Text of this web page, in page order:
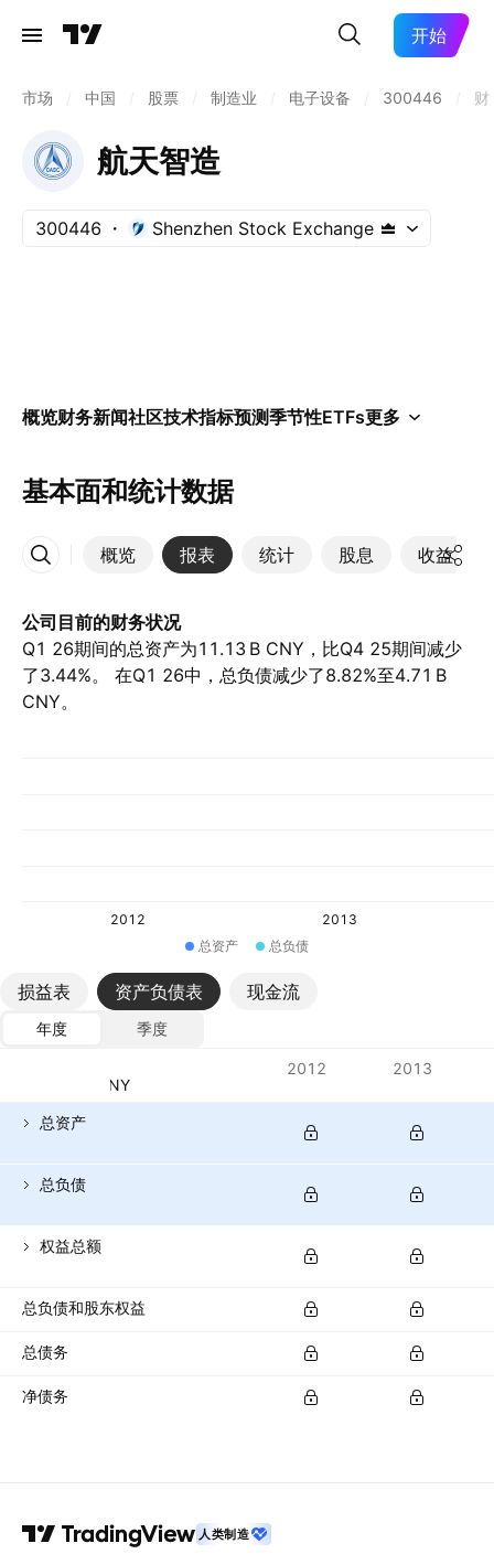
开始
市场 中国 股票 制造业 电子设备 300446 财
航天智造
300446 Shenzhen Stock Exchange
概览财务新闻社区技术指标预测季节性ETFs更多
基本面和统计数据
概览 报表 统计 股息 收益
更多
公司目前的财务状况
Q1 26期间的总资产为‪11.13 B‬ CNY，比Q4 25期间减少
了3.44%。 在Q1 26中，总负债减少了8.82%至‪4.71 B‬
CNY。
2012
2013
总资产
总负债
损益表 资产负债表 现金流
年度
季度
货币：CNY
2012 2013
总资产
总负债
权益总额
总负债和股东权益
总债务
净债务
人类制造